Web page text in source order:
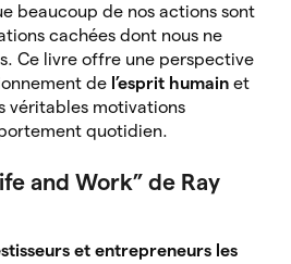
beaucoup de nos actions sont
cachées dont nous ne
Ce livre offre une perspective
de l’esprit humain et
véritables motivations
quotidien.
and Work” de Ray
et entrepreneurs les